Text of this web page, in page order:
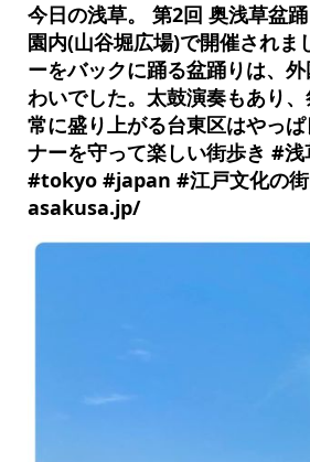
今日の浅草。 第2回 奥浅草盆
園内(山谷堀広場)で開催されま
ーをバックに踊る盆踊りは、
わいでした。太鼓演奏もあり
常に盛り上がる台東区はやっ
ナーを守って楽しい街歩き #
#tokyo #japan #江戸文化の
asakusa.jp/